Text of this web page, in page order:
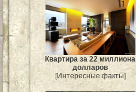
Квартира за 22 миллиона
долларов
[Интересные факты]